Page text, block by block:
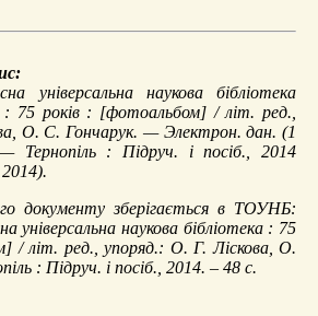
універсальна наукова бібліотека
: 75 років : [фотоальбом] / літ. ред.,
О. С. Гончарук. — Электрон. дан. (1
: Підруч. і посіб., 2014
документу зберігається в ТОУНБ:
універсальна наукова бібліотека : 75
/ літ. ред., упоряд.: О. Г. Ліскова, О.
: Підруч. і посіб., 2014. – 48 с.